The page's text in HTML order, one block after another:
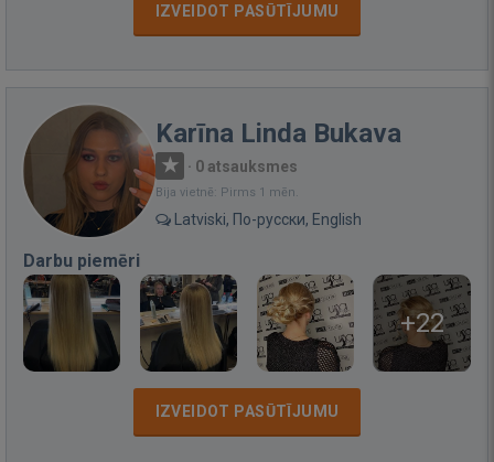
IZVEIDOT PASŪTĪJUMU
Karīna Linda Bukava
· 0 atsauksmes
Bija vietnē: Pirms 1 mēn.
Latviski, По-русски, English
Darbu piemēri
+22
IZVEIDOT PASŪTĪJUMU